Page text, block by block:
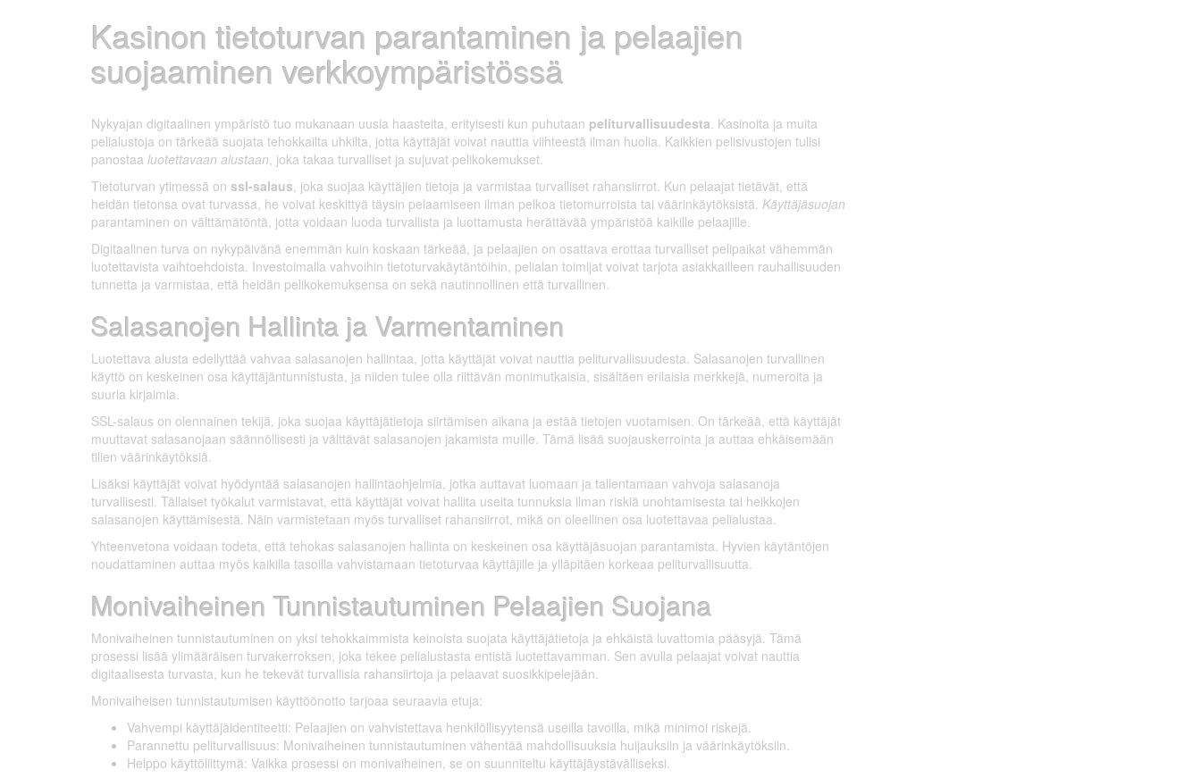
Kasinon tietoturvan parantaminen ja pelaajien
suojaaminen verkkoympäristössä
Nykyajan digitaalinen ympäristö tuo mukanaan uusia haasteita, erityisesti kun puhutaan peliturvallisuudesta. Kasinoita ja muita
pelialustoja on tärkeää suojata tehokkailta uhkilta, jotta käyttäjät voivat nauttia viihteestä ilman huolia. Kaikkien pelisivustojen tulisi
panostaa luotettavaan alustaan, joka takaa turvalliset ja sujuvat pelikokemukset.
Tietoturvan ytimessä on ssl-salaus, joka suojaa käyttäjien tietoja ja varmistaa turvalliset rahansiirrot. Kun pelaajat tietävät, että
heidän tietonsa ovat turvassa, he voivat keskittyä täysin pelaamiseen ilman pelkoa tietomurroista tai väärinkäytöksistä. Käyttäjäsuojan
parantaminen on välttämätöntä, jotta voidaan luoda turvallista ja luottamusta herättävää ympäristöä kaikille pelaajille.
Digitaalinen turva on nykypäivänä enemmän kuin koskaan tärkeää, ja pelaajien on osattava erottaa turvalliset pelipaikat vähemmän
luotettavista vaihtoehdoista. Investoimalla vahvoihin tietoturvakäytäntöihin, pelialan toimijat voivat tarjota asiakkailleen rauhallisuuden
tunnetta ja varmistaa, että heidän pelikokemuksensa on sekä nautinnollinen että turvallinen.
Salasanojen Hallinta ja Varmentaminen
Luotettava alusta edellyttää vahvaa salasanojen hallintaa, jotta käyttäjät voivat nauttia peliturvallisuudesta. Salasanojen turvallinen
käyttö on keskeinen osa käyttäjäntunnistusta, ja niiden tulee olla riittävän monimutkaisia, sisältäen erilaisia merkkejä, numeroita ja
suuria kirjaimia.
SSL-salaus on olennainen tekijä, joka suojaa käyttäjätietoja siirtämisen aikana ja estää tietojen vuotamisen. On tärkeää, että käyttäjät
muuttavat salasanojaan säännöllisesti ja välttävät salasanojen jakamista muille. Tämä lisää suojauskerrointa ja auttaa ehkäisemään
tilien väärinkäytöksiä.
Lisäksi käyttäjät voivat hyödyntää salasanojen hallintaohjelmia, jotka auttavat luomaan ja tallentamaan vahvoja salasanoja
turvallisesti. Tällaiset työkalut varmistavat, että käyttäjät voivat hallita useita tunnuksia ilman riskiä unohtamisesta tai heikkojen
salasanojen käyttämisestä. Näin varmistetaan myös turvalliset rahansiirrot, mikä on oleellinen osa luotettavaa pelialustaa.
Yhteenvetona voidaan todeta, että tehokas salasanojen hallinta on keskeinen osa käyttäjäsuojan parantamista. Hyvien käytäntöjen
noudattaminen auttaa myös kaikilla tasoilla vahvistamaan tietoturvaa käyttäjille ja ylläpitäen korkeaa peliturvallisuutta.
Monivaiheinen Tunnistautuminen Pelaajien Suojana
Monivaiheinen tunnistautuminen on yksi tehokkaimmista keinoista suojata käyttäjätietoja ja ehkäistä luvattomia pääsyjä. Tämä
prosessi lisää ylimääräisen turvakerroksen, joka tekee pelialustasta entistä luotettavamman. Sen avulla pelaajat voivat nauttia
digitaalisesta turvasta, kun he tekevät turvallisia rahansiirtoja ja pelaavat suosikkipelejään.
Monivaiheisen tunnistautumisen käyttöönotto tarjoaa seuraavia etuja:
Vahvempi käyttäjäidentiteetti: Pelaajien on vahvistettava henkilöllisyytensä useilla tavoilla, mikä minimoi riskejä.
Parannettu peliturvallisuus: Monivaiheinen tunnistautuminen vähentää mahdollisuuksia huijauksiin ja väärinkäytöksiin.
Helppo käyttöliittymä: Vaikka prosessi on monivaiheinen, se on suunniteltu käyttäjäystävälliseksi.